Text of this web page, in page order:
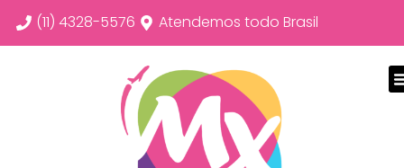
(11) 4328-5576 Atendemos todo Brasil